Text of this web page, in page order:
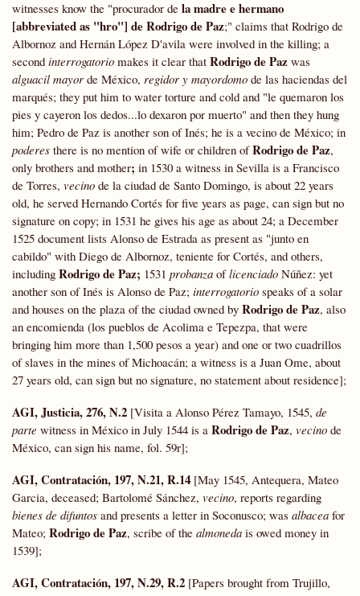
witnesses know the "procurador de la madre e hermano
[abbreviated as "hro"] de Rodrigo de Paz;" claims that Rodrigo de
Albornoz and Hernán López D'avila were involved in the killing; a
secondinterrogatorio makes it clear that Rodrigo de Paz was
alguacil mayor de México, regidor y mayordomo de las haciendas del
marqués; they put him to water torture and cold and "le quemaron los
pies y cayeron los dedos...lo dexaron por muerto" and then they hung
him; Pedro de Paz is another son of Inés; he is a vecino de México; in
poderes there is no mention of wife or children ofRodrigo de Paz,
only brothers and mother; in 1530 a witness in Sevilla is a Francisco
de Torres, vecino de la ciudad de Santo Domingo, is about 22 years
old, he served Hernando Cortés for five years as page, can sign but no
signature on copy; in 1531 he gives his age as about 24; a December
1525 document lists Alonso de Estrada as present as "junto en
cabildo" with Diego de Albornoz, teniente for Cortés, and others,
including Rodrigo de Paz; 1531 probanza oflicenciado Núñez: yet
another son of Inés is Alonso de Paz; interrogatorio speaks of a solar
and houses on the plaza of the ciudad owned by Rodrigo de Paz, also
an encomienda (los pueblos de Acolima e Tepezpa, that were
bringing him more than 1,500 pesos a year) and one or two cuadrillos
of slaves in the mines of Michoacán; a witness is a Juan Ome, about
27 years old, can sign but no signature, no statement about residence];
AGI, Justicia, 276, N.2 [Visita a Alonso Pérez Tamayo, 1545, de
parte witness in México in July 1544 is a Rodrigo de Paz, vecino de
México, can sign his name, fol. 59r];
AGI, Contratación, 197, N.21, R.14[May 1545, Antequera, Mateo
Garcia, deceased; Bartolomé Sánchez, vecino, reports regarding
bienes de difuntos and presents a letter in Soconusco; was albacea for
Mateo; Rodrigo de Paz, scribe of the almoneda is owed money in
1539];
AGI, Contratación, 197, N.29, R.2 [Papers brought from Trujillo,